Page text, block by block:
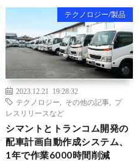
テクノロジー/製品
2023.12.21 19:28:32
テクノロジー
その他の記事
プ
レスリリースなど
シマントとトランコム開発の
配車計画自動作成システム、
1年で作業6000時間削減